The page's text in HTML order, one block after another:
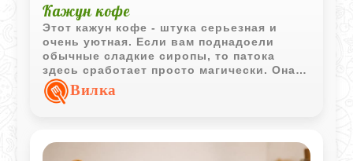
Кажун кофе
Этот кажун кофе - штука серьезная и
очень уютная. Если вам поднадоели
обычные сладкие сиропы, то патока
здесь сработает просто магически. Она
дает такую глубокую, почти карамельную
горчинку, которая идеально дружит с
костей.
Вилка